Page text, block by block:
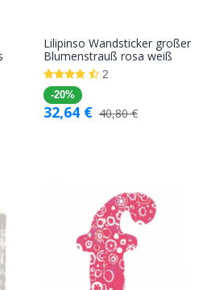
In den
Warenkorb
Lilipinso Wandsticker großer
Blumenstrauß rosa weiß
2
-20%
32,64€ 40,80€